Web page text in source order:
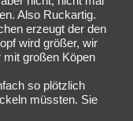
Also Ruckartig.
erzeugt der den
wird größer, wir
mit großen Köpen
so plötzlich
müssten. Sie